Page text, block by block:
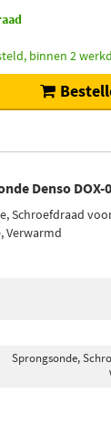
binnen 2
Denso DOX-
Schroefdraad
Verwarmd
Sprongsonde,